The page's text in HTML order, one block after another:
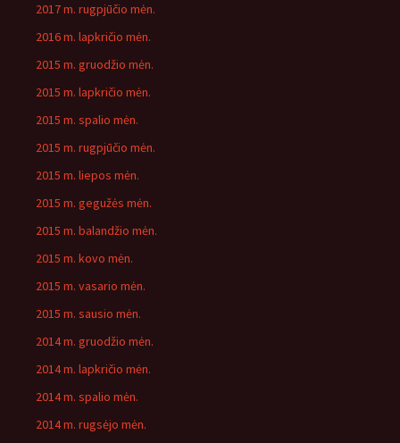
2017 m. rugpjūčio mėn.
2016 m. lapkričio mėn.
2015 m. gruodžio mėn.
2015 m. lapkričio mėn.
2015 m. spalio mėn.
2015 m. rugpjūčio mėn.
2015 m. liepos mėn.
2015 m. gegužės mėn.
2015 m. balandžio mėn.
2015 m. kovo mėn.
2015 m. vasario mėn.
2015 m. sausio mėn.
2014 m. gruodžio mėn.
2014 m. lapkričio mėn.
2014 m. spalio mėn.
2014 m. rugsėjo mėn.